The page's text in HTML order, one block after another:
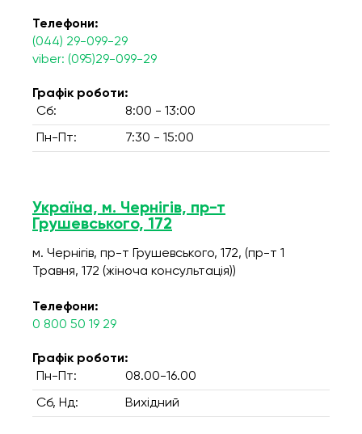
Телефони:
(044) 29-099-29
viber: (095)29-099-29
Графік роботи:
Сб:
8:00 - 13:00
Пн-Пт: 7:30 - 15:00
Україна, м. Чернігів, пр-т
Грушевського, 172
м. Чернігів, пр-т Грушевського, 172, (пр-т 1
Травня, 172 (жіноча консультація))
Телефони:
0 800 50 19 29
Графік роботи:
Пн-Пт:
08.00-16.00
Сб, Нд: Вихідний